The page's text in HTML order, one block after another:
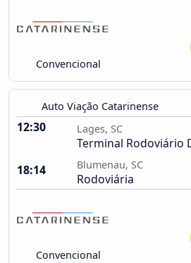
Convencional
Auto Viação Catarinense
12:30 Lages, SC
Terminal Rodoviário
18:14
Blumenau, SC
Rodoviária
Convencional